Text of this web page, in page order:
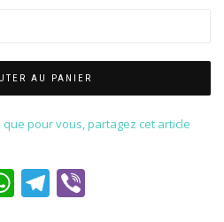
AU PANIER
pour vous, partagez cet article
WhatsApp
Telegram